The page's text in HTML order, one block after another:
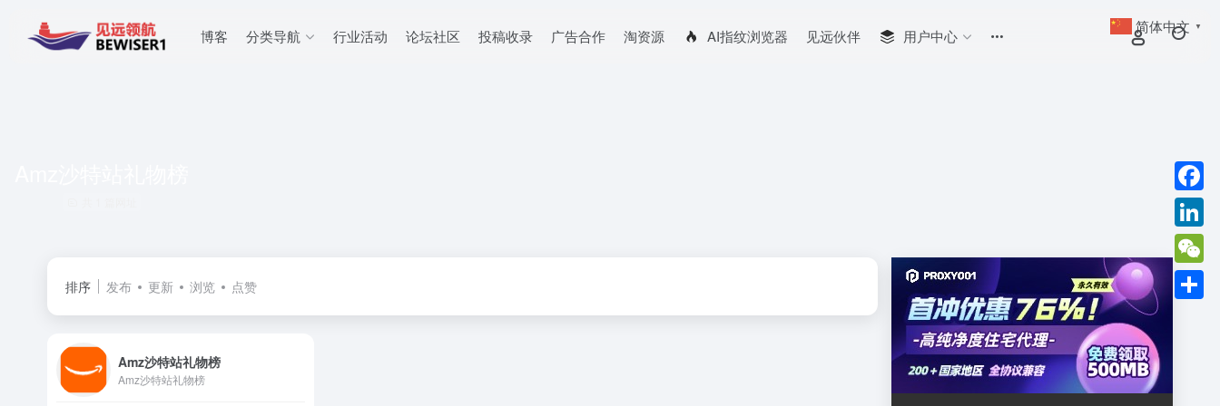
博客 分类导航 行业活动 论坛社区 投稿收录 广告合作 淘资源 AI指纹浏览器 见远伙伴 用户中心
排序 发布 更新 浏览 点赞
Amz沙特站礼物榜
Amz沙特站礼物榜
简体中文 ▼